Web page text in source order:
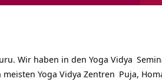
Wir haben in den Yoga Vidya
meisten Yoga Vidya Zentren Puja,